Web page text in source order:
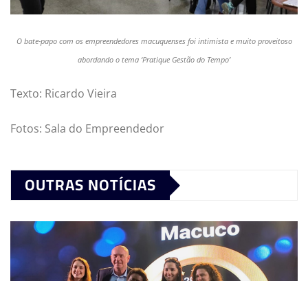
O bate-papo com os empreendedores macuquenses foi intimista e muito proveitoso
abordando o tema ‘Pratique Gestão do Tempo’
Texto: Ricardo Vieira
Fotos: Sala do Empreendedor
OUTRAS NOTÍCIAS